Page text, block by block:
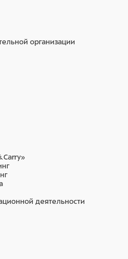
организации
деятельности